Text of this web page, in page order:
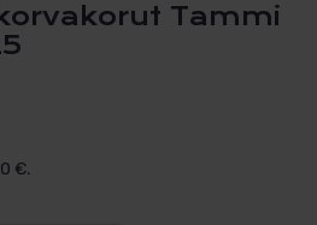
€.